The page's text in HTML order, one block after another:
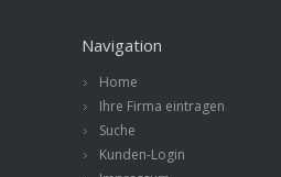
Navigation
Home
Ihre Firma eintragen
Suche
Kunden-Login